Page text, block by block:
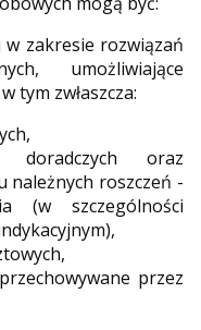
w zakresie rozwiązań
umożliwiające
tym zwłaszcza:
doradczych oraz
należnych roszczeń -
(w szczególności
przez